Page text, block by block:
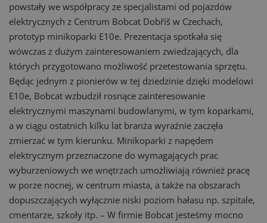
powstały we współpracy ze specjalistami od pojazdów
elektrycznych z Centrum Bobcat Dobříš w Czechach,
prototyp minikoparki E10e. Prezentacja spotkała się
wówczas z dużym zainteresowaniem zwiedzających, dla
których przygotowano możliwość przetestowania sprzętu.
Będąc jednym z pionierów w tej dziedzinie dzięki modelowi
E10e, Bobcat wzbudził rosnące zainteresowanie
elektrycznymi maszynami budowlanymi, w tym koparkami,
a w ciągu ostatnich kilku lat branża wyraźnie zaczęła
zmierzać w tym kierunku. Minikoparki z napędem
elektrycznym przeznaczone do wymagających prac
wyburzeniowych we wnętrzach umożliwiają również pracę
w porze nocnej, w centrum miasta, a także na obszarach
dopuszczających wyłącznie niski poziom hałasu np. szpitale,
cmentarze, szkoły itp. – W firmie Bobcat jesteśmy mocno